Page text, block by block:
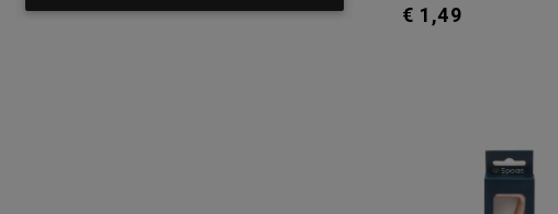
€ 1,49